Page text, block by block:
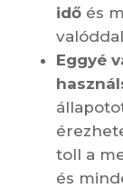
időés
Eggyé
toll a
és